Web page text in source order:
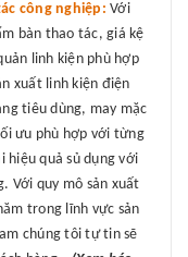
công nghiệp: Với
bàn thao tác, giá kệ
linh kiện phù hợp
xuất linh kiện điện
tiêu dùng, may mặc
ưu phù hợp với từng
hiệu quả sủ dụng với
Với quy mô sản xuất
trong lĩnh vực sản
chúng tôi tự tin sẽ